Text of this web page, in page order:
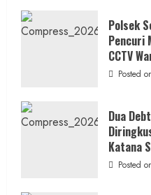
Gunungkidul
Polsek
Pencuri
CCTV
Posted
Dua
Katana
Posted